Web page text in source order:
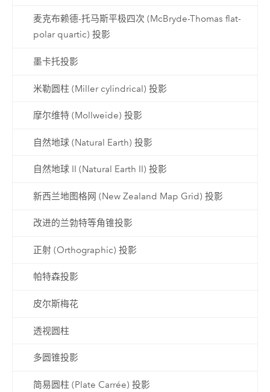
麦克布赖德-托马斯平极四次 (McBryde-Thomas flat-
polar quartic) 投影
墨卡托投影
米勒圆柱 (Miller cylindrical) 投影
摩尔维特 (Mollweide) 投影
自然地球 (Natural Earth) 投影
自然地球 II (Natural Earth II) 投影
新西兰地图格网 (New Zealand Map Grid) 投影
改进的兰勃特等角锥投影
正射 (Orthographic) 投影
帕特森投影
皮尔斯梅花
透视圆柱
多圆锥投影
简易圆柱 (Plate Carrée) 投影